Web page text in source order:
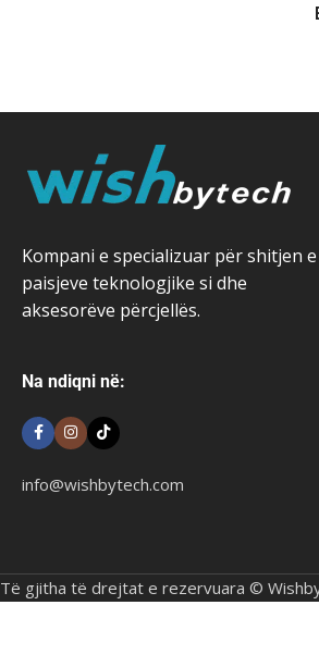
Kompani e specializuar për shitjen e
paisjeve teknologjike si dhe
aksesorëve përcjellës.
Na ndiqni në:
info@wishbytech.com
Të gjitha të drejtat e rezervuara ©